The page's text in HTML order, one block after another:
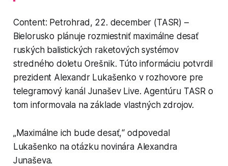
Content: Petrohrad, 22. december (TASR) –
Bielorusko plánuje rozmiestniť maximálne desať
ruských balistických raketových systémov
stredného doletu Orešnik. Túto informáciu potvrdil
prezident Alexandr Lukašenko v rozhovore pre
telegramový kanál Junašev Live. Agentúru TASR o
tom informovala na základe vlastných zdrojov.
„Maximálne ich bude desať,“ odpovedal
Lukašenko na otázku novinára Alexandra
Junaševa.